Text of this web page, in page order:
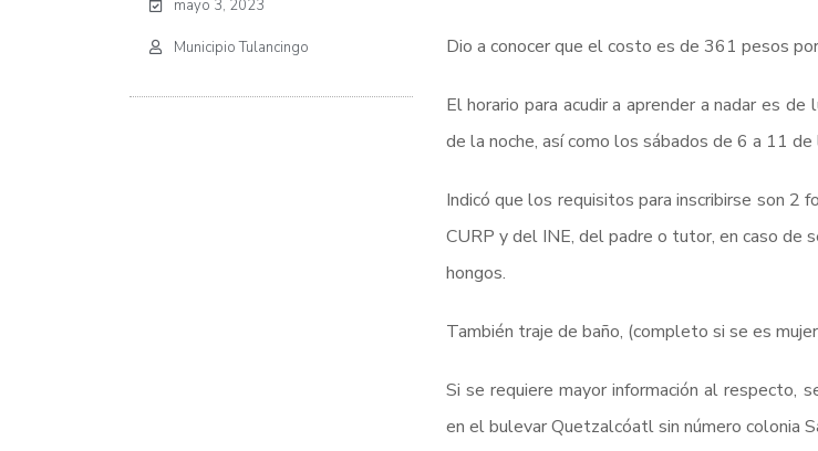
mayo 3, 2023
Municipio Tulancingo Dio a conocer que el costo es de 361 pesos
El horario para acudir a aprender a nadar es
de la noche, así como los sábados de 6 a 11 de
Indicó que los requisitos para inscribirse son 2
CURP y del INE, del padre o tutor, en caso de
hongos.
También traje de baño, (completo si se es
Si se requiere mayor información al respecto,
en el bulevar Quetzalcóatl sin número colonia